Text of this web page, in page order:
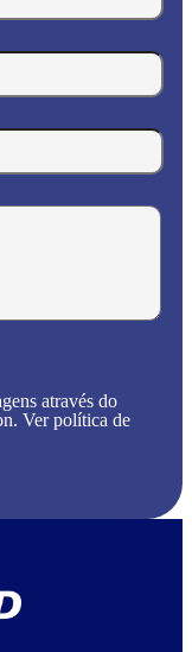
através do
Ver política de